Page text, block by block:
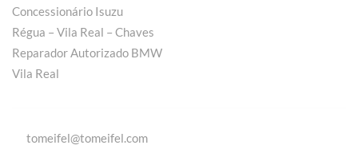
Concessionário Isuzu
Régua – Vila Real – Chaves
Reparador Autorizado BMW
Vila Real
tomeifel@tomeifel.com